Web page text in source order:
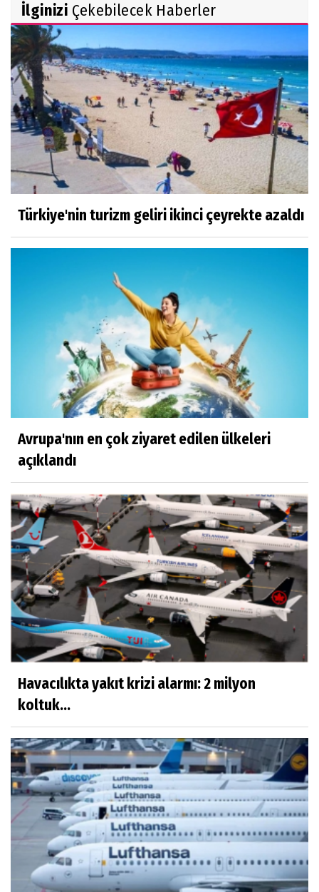
İlginizi Çekebilecek Haberler
Türkiye'nin turizm geliri ikinci çeyrekte azaldı
Avrupa'nın en çok ziyaret edilen ülkeleri
açıklandı
Havacılıkta yakıt krizi alarmı: 2 milyon
koltuk...